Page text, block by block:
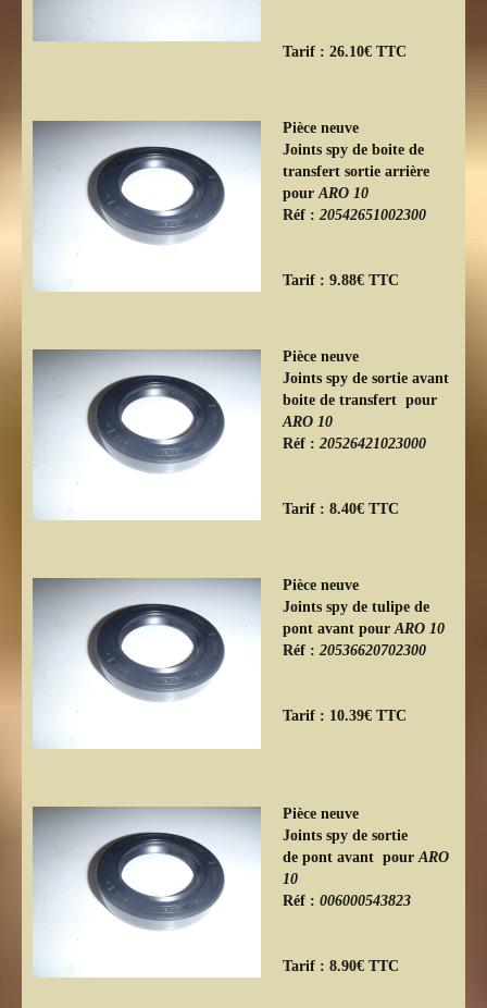
Tarif : 26.10€ TTC
Pièce neuve
Joints spy de boite de
transfert sortie arrière
pour ARO 10
Réf : 20542651002300
Tarif : 9.88€ TTC
Pièce neuve
Joints spy de sortie avant
boite de transfert pour
ARO 10
Réf : 20526421023000
Tarif : 8.40€ TTC
Pièce neuve
Joints spy de tulipe de
pont avant pour ARO 10
Réf : 20536620702300
Tarif : 10.39€ TTC
Pièce neuve
Joints spy de sortie
de pont avant pour ARO
10
Réf : 006000543823
Tarif : 8.90€ TTC